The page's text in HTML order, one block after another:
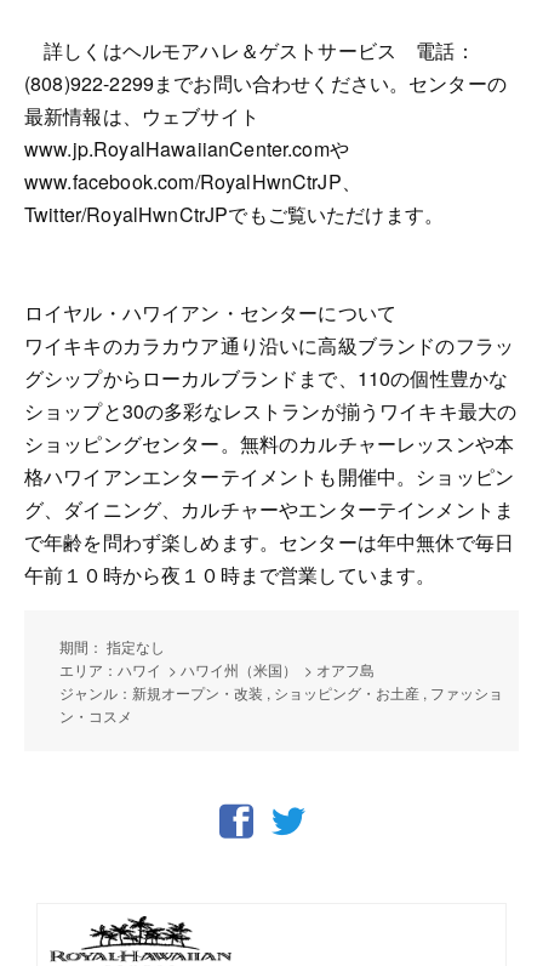
詳しくはヘルモアハレ＆ゲストサービス 電話：
(808)922-2299までお問い合わせください。センターの
最新情報は、ウェブサイト
www.jp.RoyalHawaiianCenter.comや
www.facebook.com/RoyalHwnCtrJP、
Twitter/RoyalHwnCtrJPでもご覧いただけます。
ロイヤル・ハワイアン・センターについて
ワイキキのカラカウア通り沿いに高級ブランドのフラッ
グシップからローカルブランドまで、110の個性豊かな
ショップと30の多彩なレストランが揃うワイキキ最大の
ショッピングセンター。無料のカルチャーレッスンや本
格ハワイアンエンターテイメントも開催中。ショッピン
グ、ダイニング、カルチャーやエンターテインメントま
で年齢を問わず楽しめます。センターは年中無休で毎日
午前１０時から夜１０時まで営業しています。
期間： 指定なし
エリア：ハワイ > ハワイ州（米国） > オアフ島
ジャンル：新規オープン・改装 , ショッピング・お土産 , ファッショ
ン・コスメ